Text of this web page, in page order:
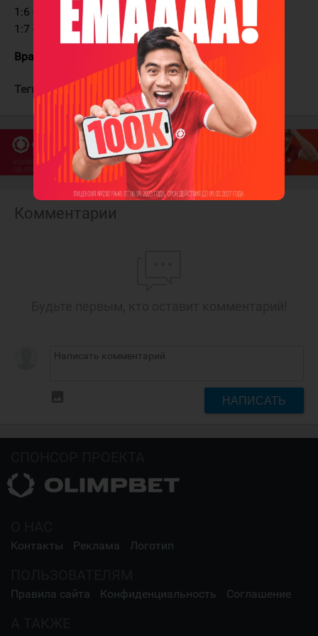
1:6 - Айдуков - 55:17
1:7 - Долгополов (Кушнеренко) - 56:44 ГМ
Вратари: Челайдюк - Яковенко
Теги: МХК Мунайшы МХК Алматы
Комментарии
НАПИСАТЬ
Контакты Реклама Логотип
Правила сайта Конфиденциальность Соглашение